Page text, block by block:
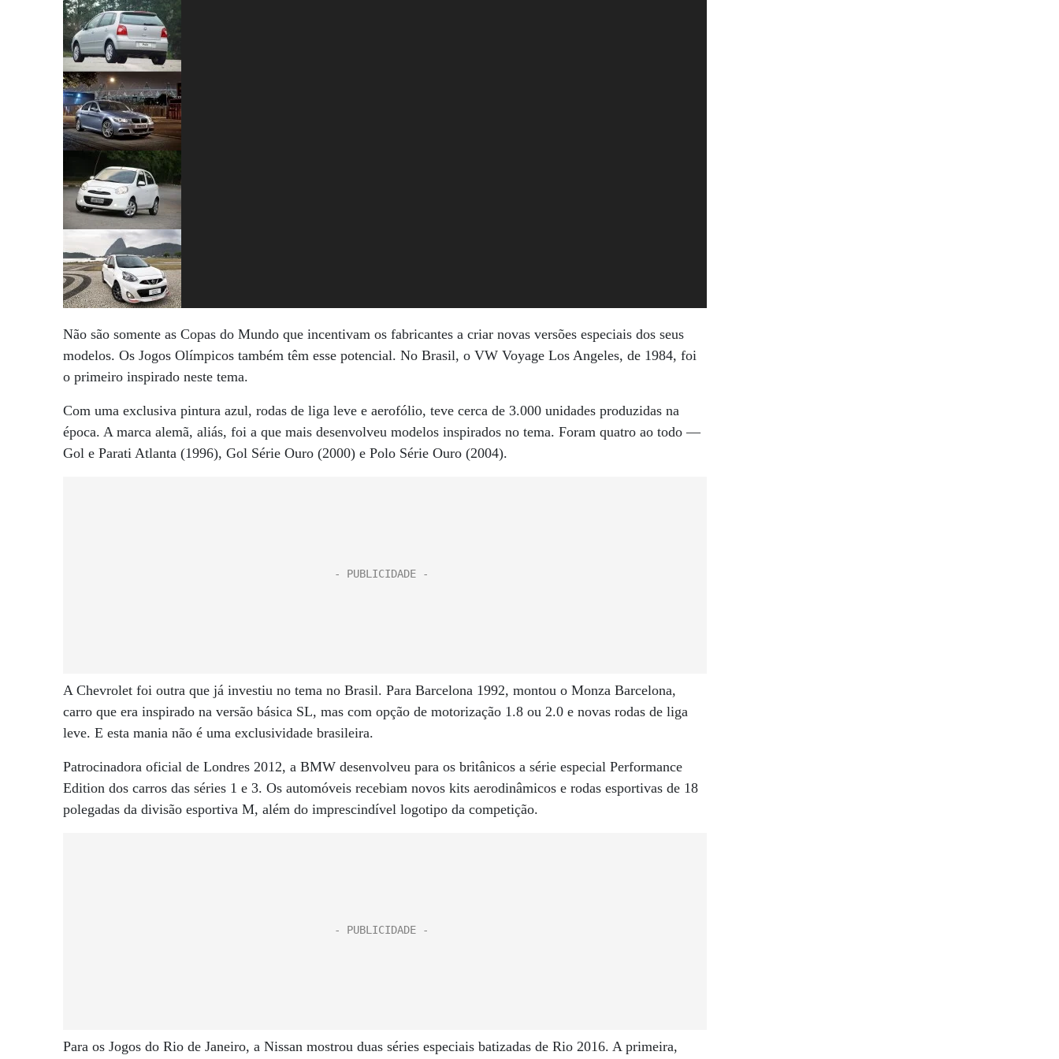
Não são somente as Copas do Mundo que incentivam os fabricantes a criar novas versões especiais dos seus
modelos. Os Jogos Olímpicos também têm esse potencial. No Brasil, o VW Voyage Los Angeles, de 1984, foi
o primeiro inspirado neste tema.
Com uma exclusiva pintura azul, rodas de liga leve e aerofólio, teve cerca de 3.000 unidades produzidas na
época. A marca alemã, aliás, foi a que mais desenvolveu modelos inspirados no tema. Foram quatro ao todo —
Gol e Parati Atlanta (1996), Gol Série Ouro (2000) e Polo Série Ouro (2004).
A Chevrolet foi outra que já investiu no tema no Brasil. Para Barcelona 1992, montou o Monza Barcelona,
carro que era inspirado na versão básica SL, mas com opção de motorização 1.8 ou 2.0 e novas rodas de liga
leve. E esta mania não é uma exclusividade brasileira.
Patrocinadora oficial de Londres 2012, a BMW desenvolveu para os britânicos a série especial Performance
Edition dos carros das séries 1 e 3. Os automóveis recebiam novos kits aerodinâmicos e rodas esportivas de 18
polegadas da divisão esportiva M, além do imprescindível logotipo da competição.
Para os Jogos do Rio de Janeiro, a Nissan mostrou duas séries especiais batizadas de Rio 2016. A primeira,